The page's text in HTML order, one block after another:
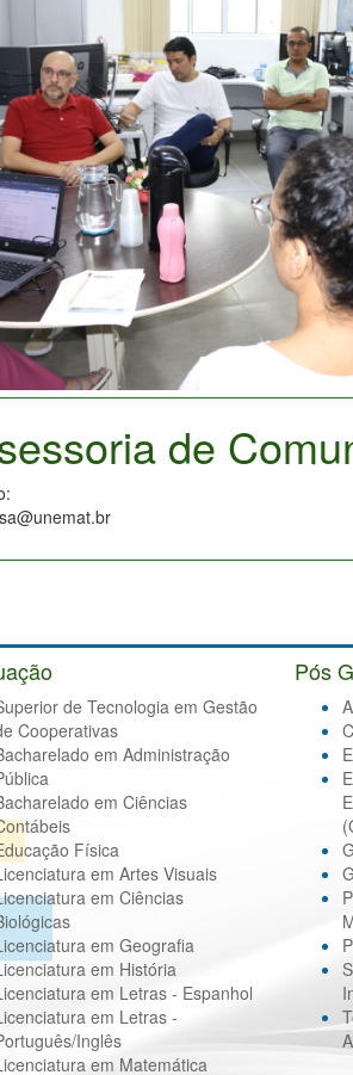
de
de Tecnologia em Gestão
Cooperativas
em Administração
em Ciências
Física
em Artes Visuais
em Ciências
em Geografia
em História
em Letras - Espanhol
em Letras -
Inglês
em Matemática
Pós